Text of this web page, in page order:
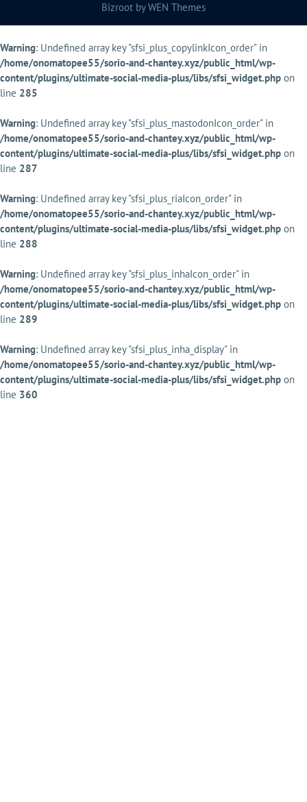
Bizroot byWEN Themes
Warning: Undefined array key "sfsi_plus_copylinkIcon_order" in
/home/onomatopee55/sorio-and-chantey.xyz/public_html/wp-
content/plugins/ultimate-social-media-plus/libs/sfsi_widget.php on
line 285
Warning: Undefined array key "sfsi_plus_mastodonIcon_order" in
/home/onomatopee55/sorio-and-chantey.xyz/public_html/wp-
content/plugins/ultimate-social-media-plus/libs/sfsi_widget.php on
line 287
Warning: Undefined array key "sfsi_plus_riaIcon_order" in
/home/onomatopee55/sorio-and-chantey.xyz/public_html/wp-
content/plugins/ultimate-social-media-plus/libs/sfsi_widget.php on
line 288
Warning: Undefined array key "sfsi_plus_inhaIcon_order" in
/home/onomatopee55/sorio-and-chantey.xyz/public_html/wp-
content/plugins/ultimate-social-media-plus/libs/sfsi_widget.php on
line 289
Warning: Undefined array key "sfsi_plus_inha_display" in
/home/onomatopee55/sorio-and-chantey.xyz/public_html/wp-
content/plugins/ultimate-social-media-plus/libs/sfsi_widget.php on
line 360